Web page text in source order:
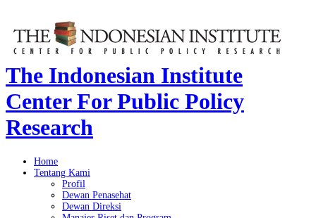
The Indonesian Institute
Center For Public Policy
Research
Home
Tentang Kami
Profil
Dewan Penasehat
Dewan Direksi